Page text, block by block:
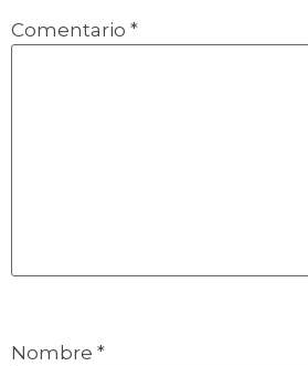
Comentario *
Nombre *